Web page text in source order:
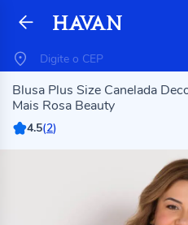
Blusa Plus Size Canelada
Mais Rosa Beauty
4.5(2)